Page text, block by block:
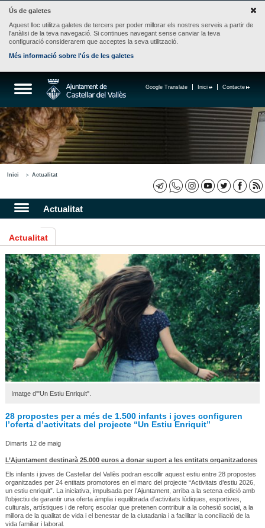
Ús de galetes
Aquest lloc utilitza galetes de tercers per poder millorar els nostres serveis a partir de
l'anàlisi de la teva navegació. Si continues navegant sense canviar la teva
configuració considerarem que acceptes la seva utilització.
Més informació sobre l'ús de les galetes
Contacte
Inici
Google Translate
Inici Actualitat
Actualitat
Actualitat
Imatge d'"Un Estiu Enriquit".
28 propostes per a més de 1.500 infants i joves configuren
l’oferta d’activitats del projecte “Un Estiu Enriquit”
Dimarts 12 de maig
L’Ajuntament destinarà 25.000 euros a donar suport a les entitats organitzadores
Els infants i joves de Castellar del Vallès podran escollir aquest estiu entre 28 propostes
organitzades per 24 entitats promotores en el marc del projecte “Activitats d’estiu 2026,
un estiu enriquit”. La iniciativa, impulsada per l’Ajuntament, arriba a la setena edició amb
l’objectiu de garantir una oferta àmplia i equilibrada d’activitats lúdiques, esportives,
culturals, artístiques i de reforç escolar que pretenen contribuir a la cohesió social, a la
millora de la qualitat de vida i el benestar de la ciutadania i a facilitar la conciliació de la
vida familiar i laboral.